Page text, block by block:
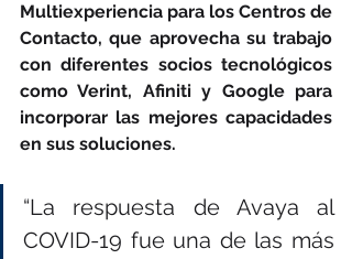
Multiexperiencia para los Centros de
Contacto, que aprovecha su trabajo
con diferentes socios tecnológicos
como Verint, Afiniti y Google para
incorporar las mejores capacidades
en sus soluciones.
“La respuesta de Avaya al
COVID-19 fue una de las más